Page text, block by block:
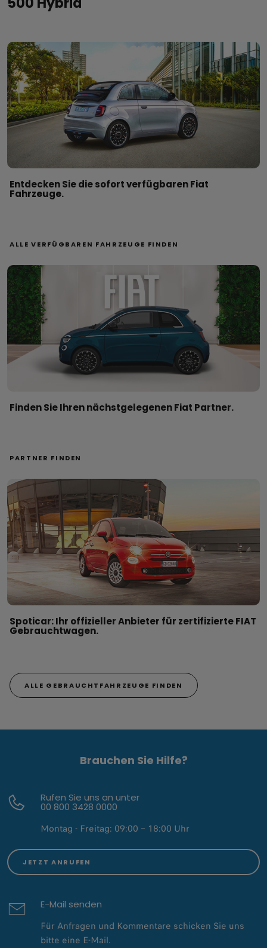
Entdecken Sie die sofort verfügbaren Fiat
Fahrzeuge.
ALLE VERFÜGBAREN FAHRZEUGE FINDEN
Finden Sie Ihren nächstgelegenen Fiat Partner.
PARTNER FINDEN
Spoticar: Ihr offizieller Anbieter für zertifizierte FIAT
Gebrauchtwagen.
ALLE GEBRAUCHTFAHRZEUGE FINDEN
Brauchen Sie Hilfe?
Rufen Sie uns an unter
00 800 3428 0000
Montag - Freitag: 09:00 – 18:00 Uhr​
JETZT ANRUFEN
E-Mail senden
Für Anfragen und Kommentare schicken Sie uns
bitte eine E-Mail.